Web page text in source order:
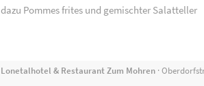
dazu Pommes frites und gemischter Salatteller
Lonetalhotel & Restaurant Zum Mohren ·